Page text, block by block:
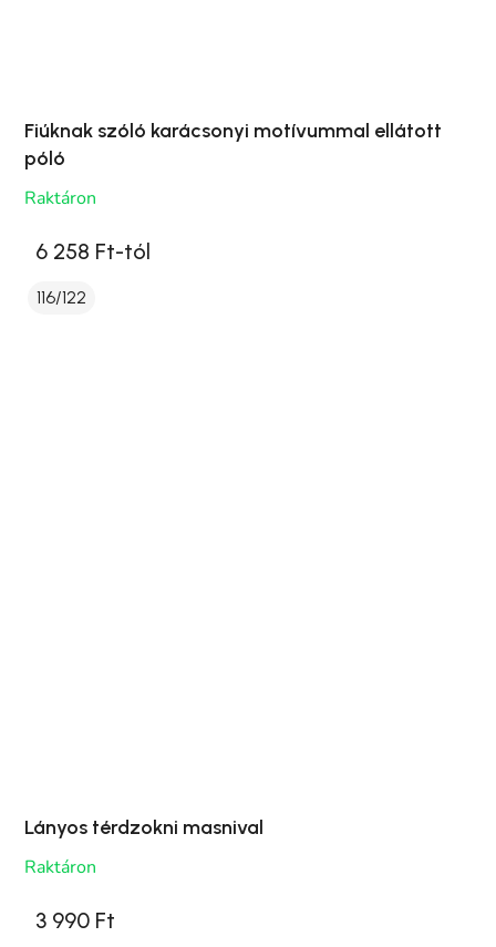
Fiúknak szóló karácsonyi motívummal ellátott
póló
Raktáron
6 258 Ft-tól
116/122
Lányos térdzokni masnival
Raktáron
3 990 Ft